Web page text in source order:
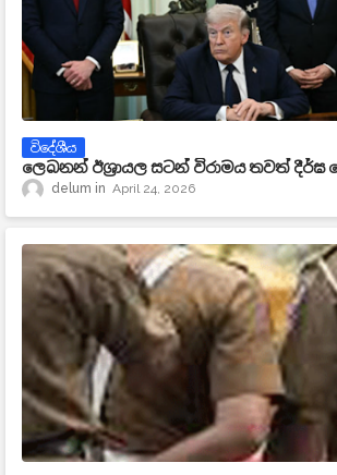
විදේශීය
ලෙබනන් ඊශ්‍රායල සටන් විරාමය තවත් දීර්ඝ
delum April 24, 2026